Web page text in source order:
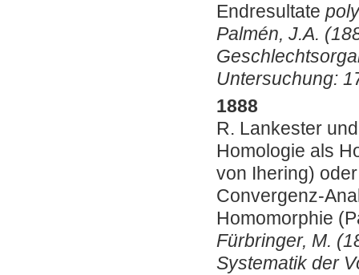
Endresultate
Palmén, J.A.
Untersuchung:
1888
R. Lankester
Homologie als
von Ihering)
Convergenz-
Homomorphie
Fürbringer, M.
Systematik der